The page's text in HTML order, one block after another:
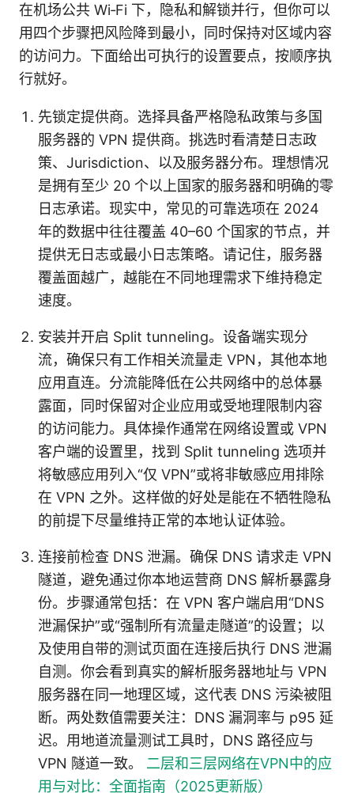
在机场公共 Wi‑Fi 下，隐私和解锁并行，但你可以
用四个步骤把风险降到最小，同时保持对区域内容
的访问力。下面给出可执行的设置要点，按顺序执
行就好。
先锁定提供商。选择具备严格隐私政策与多国
服务器的 VPN 提供商。挑选时看清楚日志政
策、Jurisdiction、以及服务器分布。理想情况
是拥有至少 20 个以上国家的服务器和明确的零
日志承诺。现实中，常见的可靠选项在 2024
年的数据中往往覆盖 40–60 个国家的节点，并
提供无日志或最小日志策略。请记住，服务器
覆盖面越广，越能在不同地理需求下维持稳定
速度。
安装并开启 Split tunneling。设备端实现分
流，确保只有工作相关流量走 VPN，其他本地
应用直连。分流能降低在公共网络中的总体暴
露面，同时保留对企业应用或受地理限制内容
的访问能力。具体操作通常在网络设置或 VPN
客户端的设置里，找到 Split tunneling 选项并
将敏感应用列入“仅 VPN”或将非敏感应用排除
在 VPN 之外。这样做的好处是能在不牺牲隐私
的前提下尽量维持正常的本地认证体验。
连接前检查 DNS 泄漏。确保 DNS 请求走 VPN
隧道，避免通过你本地运营商 DNS 解析暴露身
份。步骤通常包括：在 VPN 客户端启用“DNS
泄漏保护”或“强制所有流量走隧道”的设置；以
及使用自带的测试页面在连接后执行 DNS 泄漏
自测。你会看到真实的解析服务器地址与 VPN
服务器在同一地理区域，这代表 DNS 污染被阻
断。两处数值需要关注：DNS 漏洞率与 p95 延
迟。用地道流量测试工具时，DNS 路径应与
VPN 隧道一致。 二层和三层网络在VPN中的应
用与对比：全面指南（2025更新版）